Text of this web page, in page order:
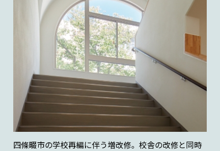
四條畷市の学校再編に伴う増改修。校舎の改修と同時